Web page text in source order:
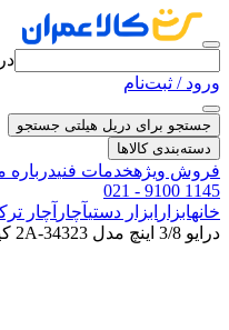
ورود / ثبت‌نام
جستجو برای دریل هیلتی جستجو
دسته‌بندی کالاها
فروش ویژهخدمات فنیدرباره
021 - 9100 1145
خانهابزار ابزار دستیآچار آچار
درایو 3/8 اینچ مدل 34323-2A کینگ تونی